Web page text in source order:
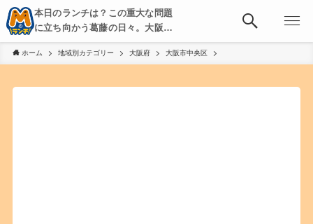
本日のランチは？この重大な問題
に立ち向かう葛藤の日々。大阪・
京都・神戸を中心とした食べ歩
き、飲み歩きを綴る。
ホーム 地域別カテゴリー 大阪府 大阪市中央区